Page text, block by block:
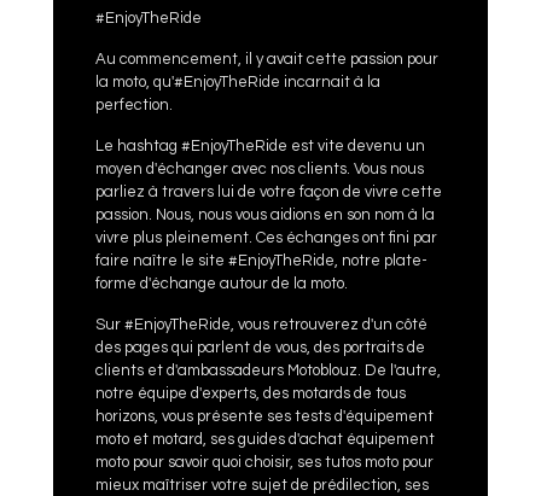
#EnjoyTheRide
Au commencement, il y avait cette passion pour
la moto, qu'#EnjoyTheRide incarnait à la
perfection.
Le hashtag #EnjoyTheRide est vite devenu un
moyen d'échanger avec nos clients. Vous nous
parliez à travers lui de votre façon de vivre cette
passion. Nous, nous vous aidions en son nom à la
vivre plus pleinement. Ces échanges ont fini par
faire naître le site #EnjoyTheRide, notre plate-
forme d'échange autour de la moto.
Sur #EnjoyTheRide, vous retrouverez d'un côté
des pages qui parlent de vous, des portraits de
clients et d'ambassadeurs Motoblouz. De l'autre,
notre équipe d'experts, des motards de tous
horizons, vous présente ses tests d'équipement
moto et motard, ses guides d'achat équipement
moto pour savoir quoi choisir, ses tutos moto pour
mieux maîtriser votre sujet de prédilection, ses